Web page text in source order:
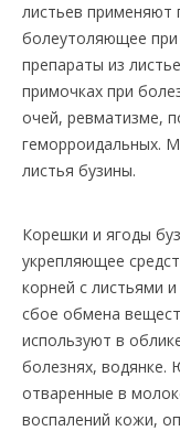
листьев применяют
болеутоляющее
препараты из
примочках при
очей, ревматизме,
геморроидальных.
листья бузины.
Корешки и ягоды
укрепляющее
корней с листьями
сбое обмена
используют в
болезнях, водянке.
отваренные в
воспалений кожи,